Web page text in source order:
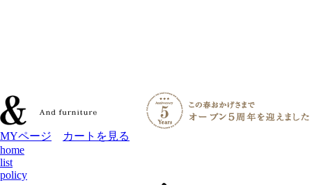
MYページ
カートを見る
home
list
policy